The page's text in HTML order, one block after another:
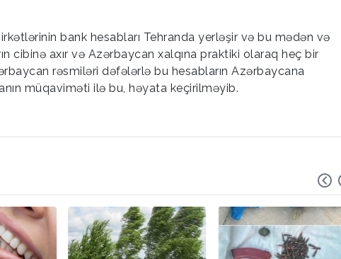
bank hesabları Tehranda yerləşir və bu mədən və
cibinə axır və Azərbaycan xalqına praktiki olaraq heç bir
rəsmiləri dəfələrlə bu hesabların Azərbaycana
müqaviməti ilə bu, həyata keçirilməyib.